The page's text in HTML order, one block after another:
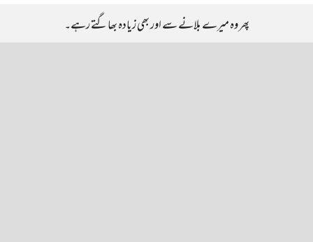
پھر وہ میرے بلانے سے اور بھی زیادہ بھاگتے رہے۔